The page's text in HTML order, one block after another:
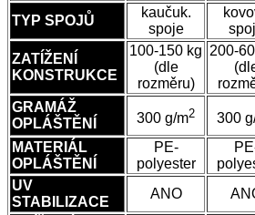
TYP SPOJŮ
kaučuk.
spoje
ZATÍŽENÍ
KONSTRUKCE
100-150 kg
(dle
rozměru)
200-
GRAMÁŽ
OPLÁŠTĚNÍ
300 g/m2 300
MATERIÁL
OPLÁŠTĚNÍ
PE-
polyester
UV
STABILIZACE
ANO